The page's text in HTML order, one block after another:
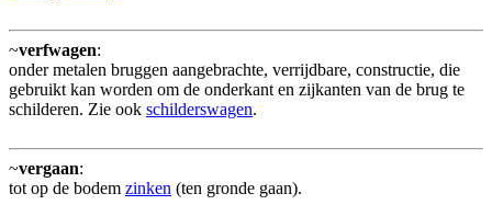
~verfwagen:
onder metalen bruggen aangebrachte, verrijdbare, constructie, die
gebruikt kan worden om de onderkant en zijkanten van de brug te
schilderen. Zie ook schilderswagen.
~vergaan:
tot op de bodem zinken (ten gronde gaan).